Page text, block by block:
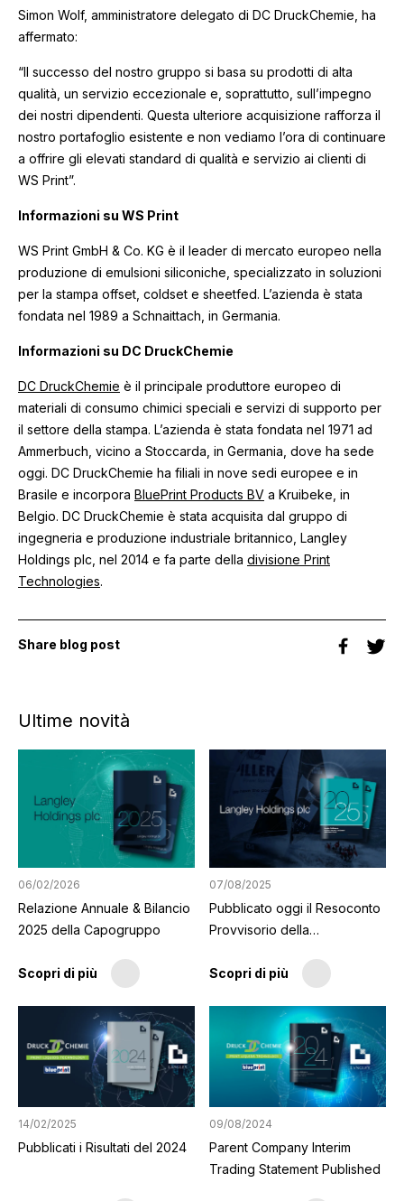
Simon Wolf, amministratore delegato di DC DruckChemie, ha
affermato:
“Il successo del nostro gruppo si basa su prodotti di alta
qualità, un servizio eccezionale e, soprattutto, sull’impegno
dei nostri dipendenti. Questa ulteriore acquisizione rafforza il
nostro portafoglio esistente e non vediamo l’ora di continuare
a offrire gli elevati standard di qualità e servizio ai clienti di
WS Print”.
Informazioni su WS Print
WS Print GmbH & Co. KG è il leader di mercato europeo nella
produzione di emulsioni siliconiche, specializzato in soluzioni
per la stampa offset, coldset e sheetfed. L’azienda è stata
fondata nel 1989 a Schnaittach, in Germania.
Informazioni su DC DruckChemie
DC DruckChemie è il principale produttore europeo di
materiali di consumo chimici speciali e servizi di supporto per
il settore della stampa. L’azienda è stata fondata nel 1971 ad
Ammerbuch, vicino a Stoccarda, in Germania, dove ha sede
oggi. DC DruckChemie ha filiali in nove sedi europee e in
Brasile e incorpora BluePrint Products BV a Kruibeke, in
Belgio. DC DruckChemie è stata acquisita dal gruppo di
ingegneria e produzione industriale britannico, Langley
Holdings plc, nel 2014 e fa parte della divisione Print
Technologies.
Share blog post
Ultime novità
06/02/2026
Relazione Annuale & Bilancio
2025 della Capogruppo
Scopri di più
07/08/2025
Pubblicato oggi il Resoconto
Provvisorio della
Scopri di più
14/02/2025
Pubblicati i Risultati del 2024
09/08/2024
Parent Company Interim
Trading Statement Published